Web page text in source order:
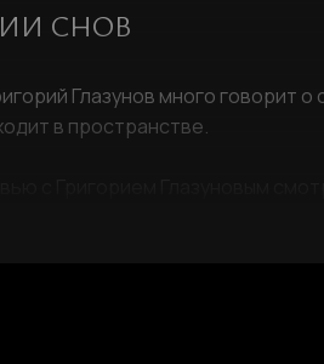
СНОВ
Глазунов много говорит
в пространстве.